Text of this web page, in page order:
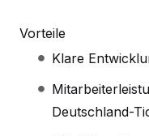
Vorteile
Klare
Deutschland-